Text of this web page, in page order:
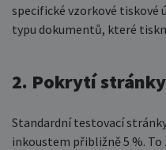
specifické vzorkové tiskové
typu dokumentů, které
2. Pokrytí stránky
Standardní testovací
inkoustem přibližně 5 %. To